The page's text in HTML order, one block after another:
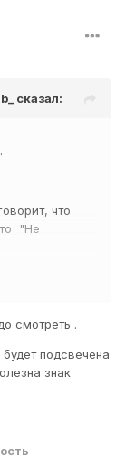
сказал:
что
"Не
смотреть .
подсвечена
знак